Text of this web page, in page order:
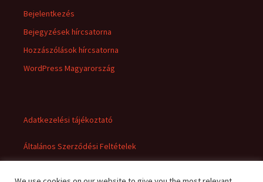
Bejelentkezés
Bejegyzések hírcsatorna
Hozzászólások hírcsatorna
WordPress Magyarország
Adatkezelési tájékoztató
Általános Szerződési Feltételek